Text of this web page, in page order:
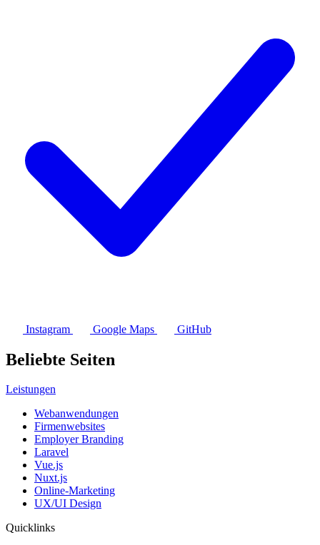
Instagram Google Maps GitHub
Beliebte Seiten
Leistungen
Webanwendungen
Firmenwebsites
Employer Branding
Laravel
Vue.js
Nuxt.js
Online-Marketing
UX/UI Design
Quicklinks